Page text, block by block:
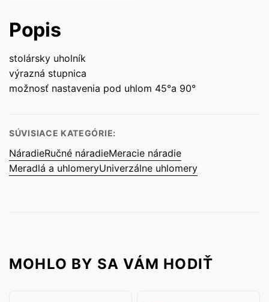
Popis
stolársky uholník
výrazná stupnica
možnosť nastavenia pod uhlom 45°a 90°
SÚVISIACE KATEGÓRIE:
NáradieRučné náradieMeracie náradie
Meradlá a uhlomeryUniverzálne uhlomery
MOHLO BY SA VÁM HODIŤ